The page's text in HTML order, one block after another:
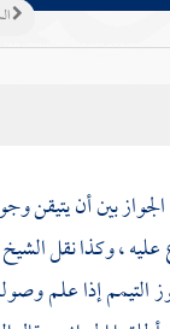
بين أن يتيقن
عليه ، وكذا نقل
إذا علم وصوله